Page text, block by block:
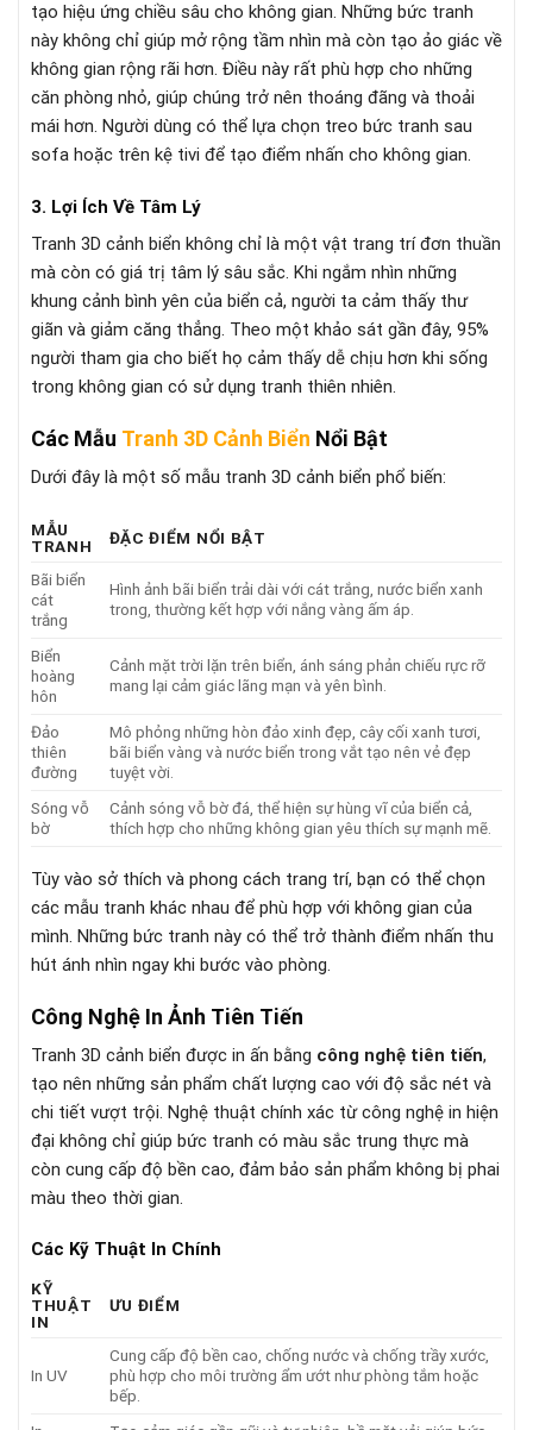
tạo hiệu ứng chiều sâu cho không gian. Những bức tranh
này không chỉ giúp mở rộng tầm nhìn mà còn tạo ảo giác về
không gian rộng rãi hơn. Điều này rất phù hợp cho những
căn phòng nhỏ, giúp chúng trở nên thoáng đãng và thoải
mái hơn. Người dùng có thể lựa chọn treo bức tranh sau
sofa hoặc trên kệ tivi để tạo điểm nhấn cho không gian.
3. Lợi Ích Về Tâm Lý
Tranh 3D cảnh biển không chỉ là một vật trang trí đơn thuần
mà còn có giá trị tâm lý sâu sắc. Khi ngắm nhìn những
khung cảnh bình yên của biển cả, người ta cảm thấy thư
giãn và giảm căng thẳng. Theo một khảo sát gần đây, 95%
người tham gia cho biết họ cảm thấy dễ chịu hơn khi sống
trong không gian có sử dụng tranh thiên nhiên.
Các Mẫu Tranh 3D Cảnh Biển Nổi Bật
Dưới đây là một số mẫu tranh 3D cảnh biển phổ biến:
MẪU
TRANH
ĐẶC ĐIỂM NỔI BẬT
Bãi biển
cát
trắng
Hình ảnh bãi biển trải dài với cát trắng, nước biển xanh
trong, thường kết hợp với nắng vàng ấm áp.
Biển
hoàng
hôn
Cảnh mặt trời lặn trên biển, ánh sáng phản chiếu rực rỡ
mang lại cảm giác lãng mạn và yên bình.
Đảo
thiên
đường
Mô phỏng những hòn đảo xinh đẹp, cây cối xanh tươi,
bãi biển vàng và nước biển trong vắt tạo nên vẻ đẹp
tuyệt vời.
Sóng vỗ
bờ
Cảnh sóng vỗ bờ đá, thể hiện sự hùng vĩ của biển cả,
thích hợp cho những không gian yêu thích sự mạnh mẽ.
Tùy vào sở thích và phong cách trang trí, bạn có thể chọn
các mẫu tranh khác nhau để phù hợp với không gian của
mình. Những bức tranh này có thể trở thành điểm nhấn thu
hút ánh nhìn ngay khi bước vào phòng.
Công Nghệ In Ảnh Tiên Tiến
Tranh 3D cảnh biển được in ấn bằng công nghệ tiên tiến,
tạo nên những sản phẩm chất lượng cao với độ sắc nét và
chi tiết vượt trội. Nghệ thuật chính xác từ công nghệ in hiện
đại không chỉ giúp bức tranh có màu sắc trung thực mà
còn cung cấp độ bền cao, đảm bảo sản phẩm không bị phai
màu theo thời gian.
Các Kỹ Thuật In Chính
KỸ
THUẬT
IN
ƯU ĐIỂM
In UV
Cung cấp độ bền cao, chống nước và chống trầy xước,
phù hợp cho môi trường ẩm ướt như phòng tắm hoặc
bếp.